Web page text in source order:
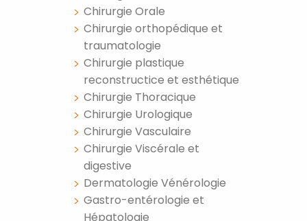
Chirurgie Orale
Chirurgie orthopédique et
traumatologie
Chirurgie plastique
reconstructice et esthétique
Chirurgie Thoracique
Chirurgie Urologique
Chirurgie Vasculaire
Chirurgie Viscérale et
digestive
Dermatologie Vénérologie
Gastro-entérologie et
Hépatologie